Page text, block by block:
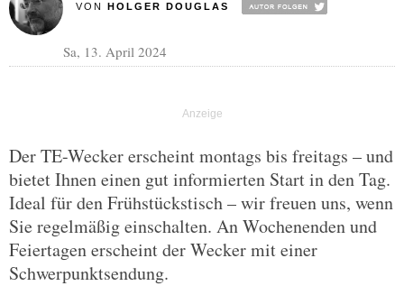
VON HOLGER DOUGLAS
Sa, 13. April 2024
Der TE-Wecker erscheint montags bis freitags – und
bietet Ihnen einen gut informierten Start in den Tag.
Ideal für den Frühstückstisch – wir freuen uns, wenn
Sie regelmäßig einschalten. An Wochenenden und
Feiertagen erscheint der Wecker mit einer
Schwerpunktsendung.